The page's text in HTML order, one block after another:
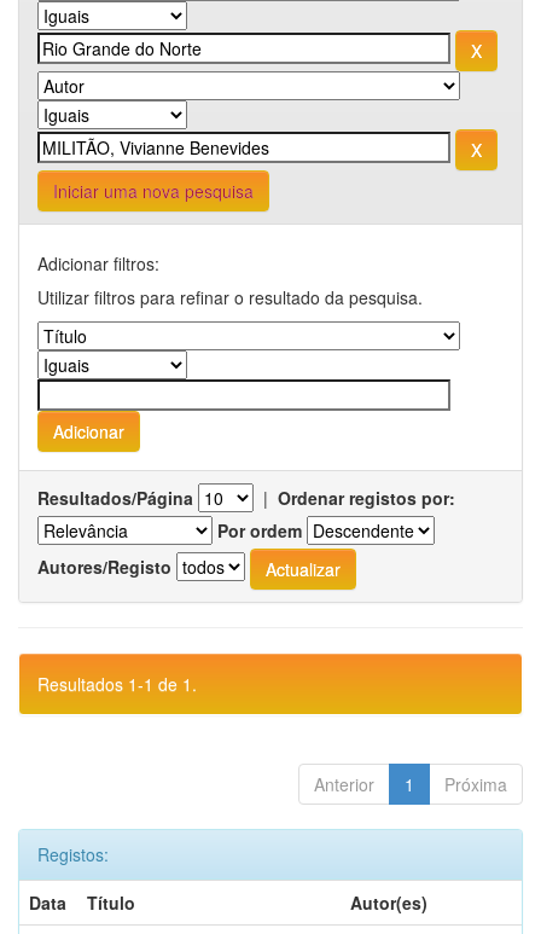
Iniciar uma nova pesquisa
Adicionar filtros:
Utilizar filtros para refinar o resultado da pesquisa.
Resultados/Página | Ordenar registos por:
Por ordem
Autores/Registo
Resultados 1-1 de 1.
Anterior 1 Próxima
Registos:
Data
Título
Autor(es)